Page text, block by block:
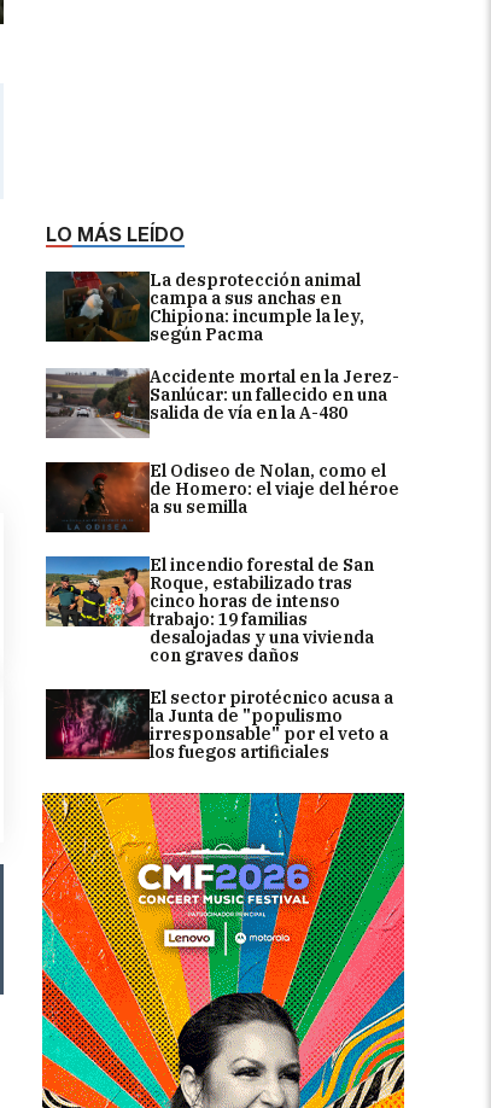
LO MÁS LEÍDO
La desprotección animal
campa a sus anchas en
Chipiona: incumple la ley,
según Pacma
Accidente mortal en la Jerez-
Sanlúcar: un fallecido en una
salida de vía en la A-480
El Odiseo de Nolan, como el
de Homero: el viaje del héroe
a su semilla
El incendio forestal de San
Roque, estabilizado tras
cinco horas de intenso
trabajo: 19 familias
desalojadas y una vivienda
con graves daños
El sector pirotécnico acusa a
la Junta de "populismo
irresponsable" por el veto a
los fuegos artificiales